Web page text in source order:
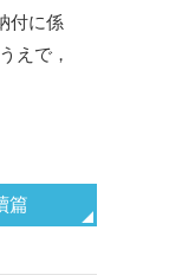
付に係
えで，
篇